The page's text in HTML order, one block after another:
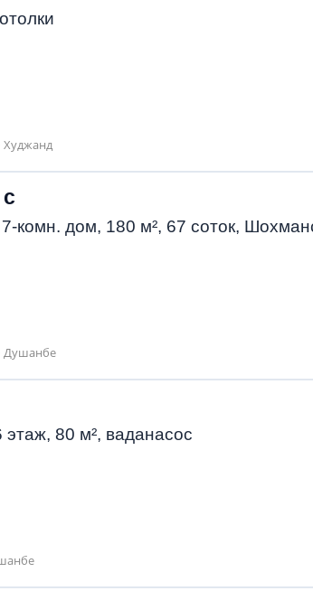
Худжанд
комн. дом, 180 м², 67 соток,
Душанбе
этаж, 80 м², ваданасос